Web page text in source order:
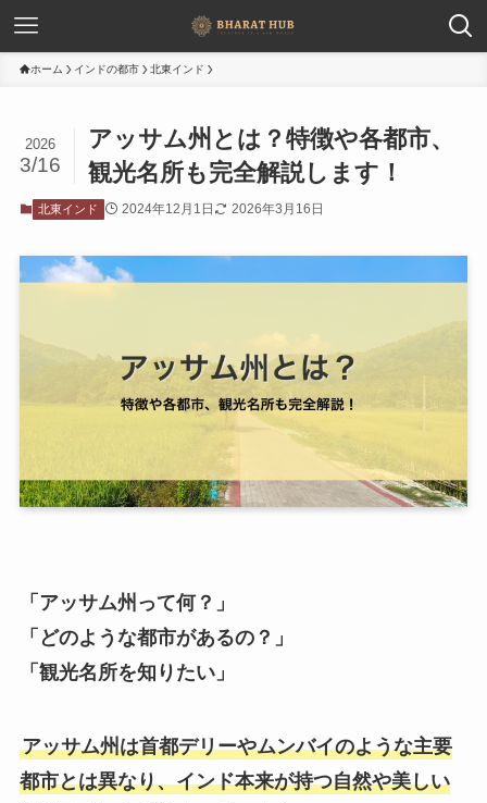
ホーム インドの都市 北東インド
アッサム州とは？特徴や各都市、
観光名所も完全解説します！
2026
3/16
北東インド 2024年12月1日 2026年3月16日
「アッサム州って何？」
「どのような都市があるの？」
「観光名所を知りたい」
アッサム州は首都デリーやムンバイのような主要
都市とは異なり、インド本来が持つ自然や美しい